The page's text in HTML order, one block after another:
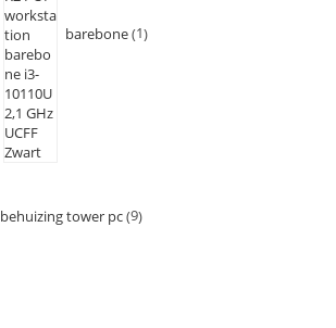
barebone 1
behuizing tower pc 9